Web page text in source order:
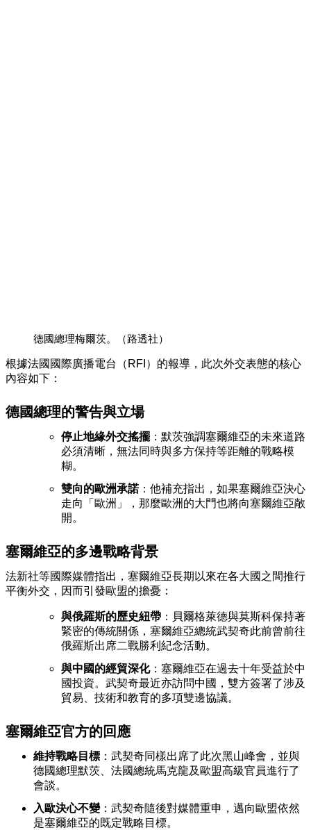
德國總理梅爾茨。（路透社）
根據法國國際廣播電台（RFI） 的報導，此次外交表態的核心
內容如下：
德國總理的警告與立場
停止地緣外交搖擺：默茨強調塞爾維亞的未來道路
必須清晰，無法同時與多方保持等距離的戰略模
糊。
雙向的歐洲承諾：他補充指出，如果塞爾維亞決心
走向「歐洲」，那麼歐洲的大門也將向塞爾維亞敞
開。
塞爾維亞的多邊戰略背景
法新社等國際媒體指出，塞爾維亞長期以來在各大國之間推行
平衡外交，因而引發歐盟的擔憂：
與俄羅斯的歷史紐帶 ：貝爾格萊德與莫斯科保持著
緊密的傳統關係，塞爾維亞總統武契奇此前曾前往
俄羅斯出席二戰勝利紀念活動。
與中國的經貿深化：塞爾維亞在過去十年受益於中
國投資。武契奇最近亦訪問中國，雙方簽署了涉及
貿易、技術和教育的多項雙邊協議。
塞爾維亞官方的回應
維持戰略目標 ：武契奇同樣出席了此次黑山峰會，並與
德國總理默茨、法國總統馬克龍及歐盟高級官員進行了
會談。
入歐決心不變：武契奇隨後對媒體重申，邁向歐盟依然
是塞爾維亞的既定戰略目標。